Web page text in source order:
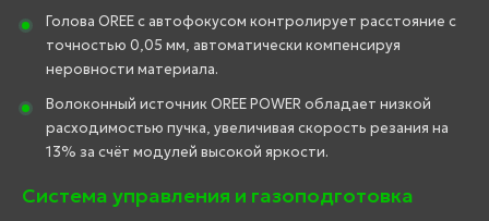
Голова OREE с автофокусом контролирует расстояние с
точностью 0,05 мм, автоматически компенсируя
неровности материала.
Волоконный источник OREE POWER обладает низкой
расходимостью пучка, увеличивая скорость резания на
13% за счёт модулей высокой яркости.
Система управления и газоподготовка